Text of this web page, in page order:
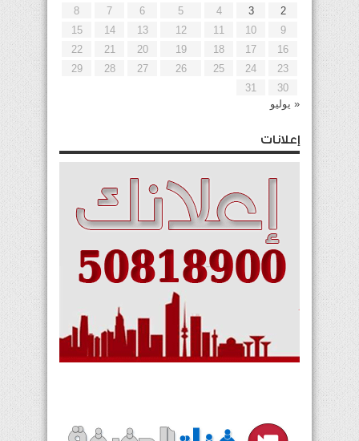
2
3
4
5
6
7
8
9
10
11
12
13
14
15
16
17
18
19
20
21
22
23
24
25
26
27
28
29
30
31
« يوليو
إعلانات